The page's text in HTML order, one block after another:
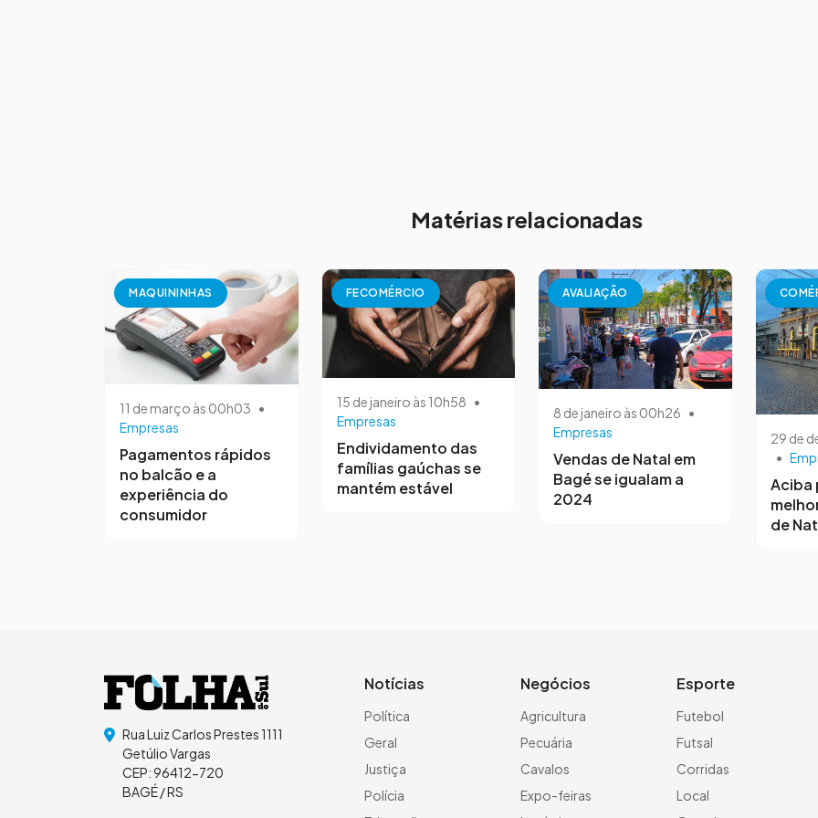
Matérias relacionadas
MAQUININHAS
11 de março às 00h03 •
Empresas
Pagamentos rápidos
no balcão e a
experiência do
consumidor
FECOMÉRCIO
15 de janeiro às 10h58 •
Empresas
Endividamento das
famílias gaúchas se
mantém estável
AVALIAÇÃO
8 de janeiro às 00h26 •
Empresas
Vendas de Natal em
Bagé se igualam a
2024
29 de
•
Aciba
de
Rua Luiz Carlos Prestes 1111
Getúlio Vargas
CEP: 96412-720
BAGÉ / RS
Notícias
Política
Geral
Justiça
Polícia
Negócios
Agricultura
Pecuária
Cavalos
Expo-feiras
Esporte
Futebol
Futsal
Corridas
Local